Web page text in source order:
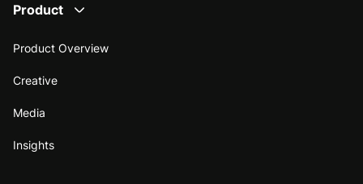
Product
Product Overview
Creative
Media
Insights